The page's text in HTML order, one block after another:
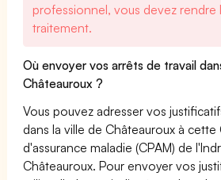
professionnel, vous devez rendre
traitement.
Où envoyer vos arrêts de travail
Châteauroux ?
Vous pouvez adresser vos
dans la ville de Châteauroux à cette
d'assurance maladie (CPAM) de
Châteauroux. Pour envoyer vos